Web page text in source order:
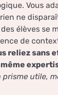
Vous
ne
élèves se
de
reliez sans
même
utile,